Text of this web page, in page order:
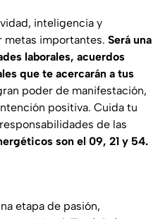
inteligencia y
metas importantes. Será una
laborales, acuerdos
que te acercarán a tus
poder de manifestación,
positiva. Cuida tu
de las
son el 09, 21 y 54.
etapa de pasión,